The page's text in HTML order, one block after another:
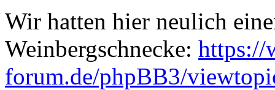
Wir hatten hier neulich
Weinbergschnecke: https://
forum.de/phpBB3/